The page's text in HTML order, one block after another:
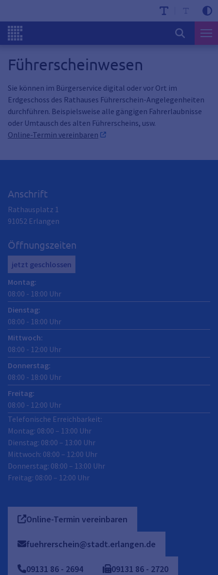
Führerscheinwesen
Sie können im Bürgerservice digital oder vor Ort im
Erdgeschoss des Rathauses Führerschein-Angelegenheiten
durchführen. Beispielsweise alle gängigen Fahrerlaubnisse
oder Umtausch des alten Führerscheins, usw.
Online-Termin vereinbaren
Anschrift
Rathausplatz 1
91052 Erlangen
Öffnungszeiten
jetzt geschlossen
Montag:
08:00 - 18:00 Uhr
Dienstag:
08:00 - 18:00 Uhr
Mittwoch:
08:00 - 12:00 Uhr
Donnerstag:
08:00 - 18:00 Uhr
Freitag:
08:00 - 12:00 Uhr
Telefonische Erreichbarkeit:
Montag: 08:00 – 13:00 Uhr
Dienstag: 08:00 – 13:00 Uhr
Mittwoch: 08:00 – 12:00 Uhr
Donnerstag: 08:00 – 13:00 Uhr
Freitag: 08:00 – 12:00 Uhr
Online-Termin vereinbaren
fuehrerschein@stadt.erlangen.de
09131 86 - 2694 09131 86 - 2720